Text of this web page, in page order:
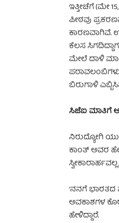
ಇತ್ತೀಚೆಗೆ (ಮೇ
ಪೀಠವು
ಕಾರಣವಾಗಿವೆ.
ಕೆಲಸ
ಮೇಲೆ ದಾಳಿ
ಬಿರುಗಾಳಿ
ಸಿಜೆಐ ಮಾತಿಗೆ
ನಿರುದ್ಯೋಗಿ
ಕಾಂತ್ ಅವರ
‘ನನಗೆ ಭಾರತದ
ಅವಕಾಶಗಳ
ಹೇಳಿದ್ದಾರೆ.